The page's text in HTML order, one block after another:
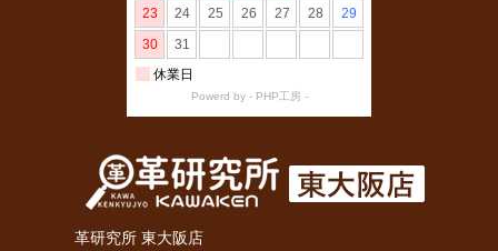
革研究所 東大阪店